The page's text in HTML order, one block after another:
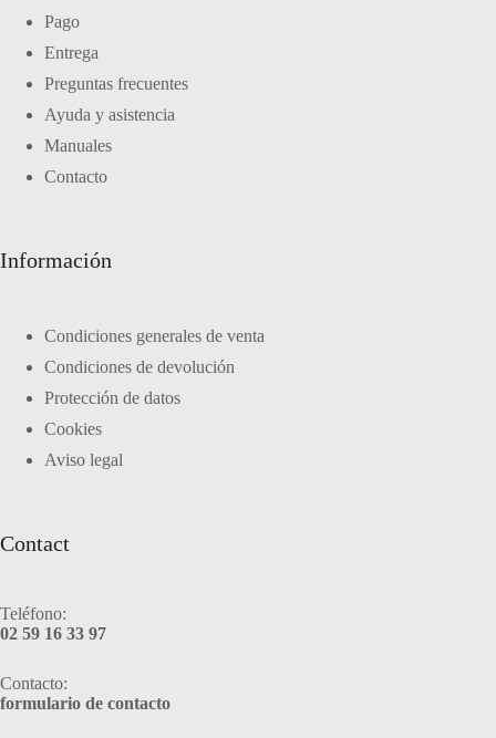
Pago
Entrega
Preguntas frecuentes
Ayuda y asistencia
Manuales
Contacto
Información
Condiciones generales de venta
Condiciones de devolución
Protección de datos
Cookies
Aviso legal
Contact
Teléfono:
02 59 16 33 97
Contacto:
formulario de contacto